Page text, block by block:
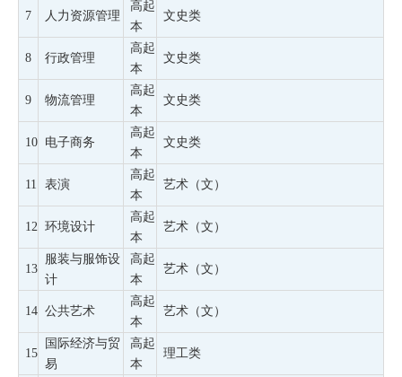
7 人力资源管理
高起
本
文史类
8 行政管理
高起
本
文史类
9 物流管理
高起
本
文史类
10 电子商务
高起
本
文史类
11 表演
高起
本
艺术（文）
12 环境设计
高起
本
艺术（文）
13
服装与服饰设
计
高起
本
艺术（文）
14 公共艺术
高起
本
艺术（文）
15
国际经济与贸
易
高起
本
理工类